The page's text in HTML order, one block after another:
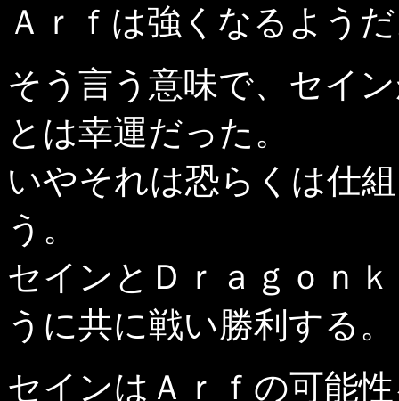
Ａｒｆは強くなるよう
そう言う意味で、セイ
とは幸運だった。
いやそれは恐らくは仕
う。
セインとＤｒａｇｏｎ
うに共に戦い勝利する。
セインはＡｒｆの可能